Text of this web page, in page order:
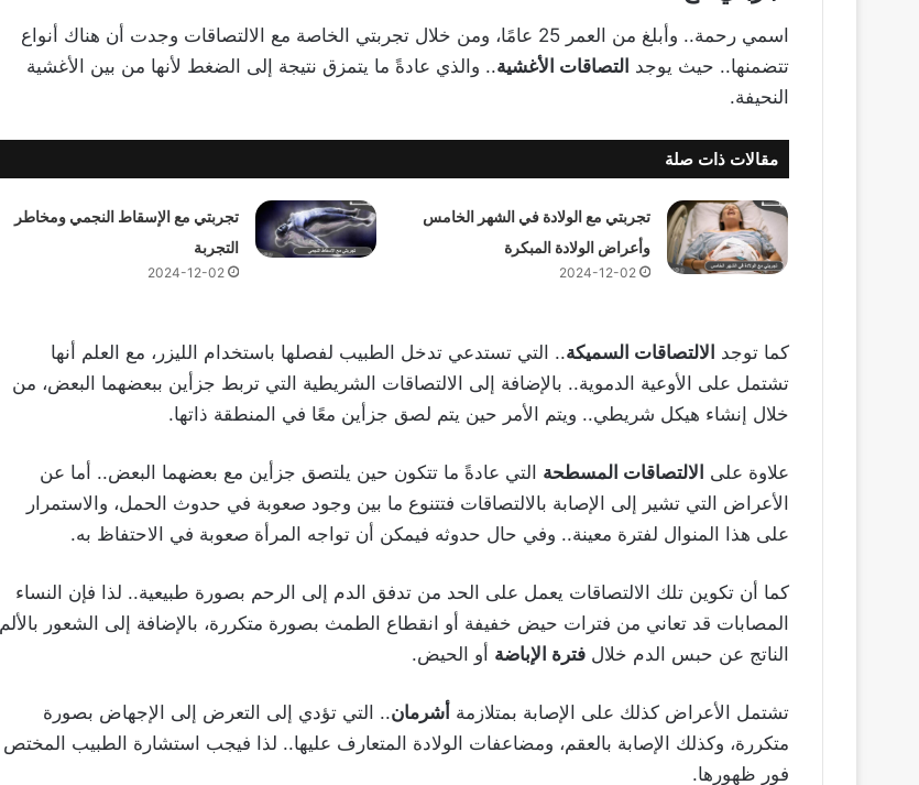
اسمي رحمة.. وأبلغ من العمر 25 عامًا، ومن خلال تجربتي الخاصة مع الالتصاقات وجدت أن هناك أنواع
تتضمنها.. حيث يوجد التصاقات الأغشية.. والذي عادةً ما يتمزق نتيجة إلى الضغط لأنها من بين الأغشية
النحيفة.
مقالات ذات صلة
تجربتي مع الولادة في الشهر الخامس
وأعراض الولادة المبكرة
2024-12-02
تجربتي مع الإسقاط النجمي ومخاطر
التجربة
2024-12-02
كما توجد الالتصاقات السميكة.. التي تستدعي تدخل الطبيب لفصلها باستخدام الليزر، مع العلم أنها
تشتمل على الأوعية الدموية.. بالإضافة إلى الالتصاقات الشريطية التي تربط جزأين ببعضهما البعض، من
خلال إنشاء هيكل شريطي.. ويتم الأمر حين يتم لصق جزأين معًا في المنطقة ذاتها.
علاوة على الالتصاقات المسطحة التي عادةً ما تتكون حين يلتصق جزأين مع بعضهما البعض.. أما عن
الأعراض التي تشير إلى الإصابة بالالتصاقات فتتنوع ما بين وجود صعوبة في حدوث الحمل، والاستمرار
على هذا المنوال لفترة معينة.. وفي حال حدوثه فيمكن أن تواجه المرأة صعوبة في الاحتفاظ به.
كما أن تكوين تلك الالتصاقات يعمل على الحد من تدفق الدم إلى الرحم بصورة طبيعية.. لذا فإن النساء
المصابات قد تعاني من فترات حيض خفيفة أو انقطاع الطمث بصورة متكررة، بالإضافة إلى الشعور بالألم
الناتج عن حبس الدم خلال فترة الإباضة أو الحيض.
تشتمل الأعراض كذلك على الإصابة بمتلازمة أشرمان.. التي تؤدي إلى التعرض إلى الإجهاض بصورة
متكررة، وكذلك الإصابة بالعقم، ومضاعفات الولادة المتعارف عليها.. لذا فيجب استشارة الطبيب المختص
فور ظهورها.